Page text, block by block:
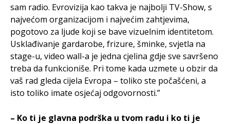
sam radio. Evrovizija kao takva je najbolji TV-Show, s
najvećom organizacijom i najvećim zahtjevima,
pogotovo za ljude koji se bave vizuelnim identitetom.
Usklađivanje gardarobe, frizure, šminke, svjetla na
stage-u, video wall-a je jedna cjelina gdje sve savršeno
treba da funkcioniše. Pri tome kada uzmete u obzir da
vaš rad gleda cijela Evropa – toliko ste počašćeni, a
isto toliko imate osjećaj odgovornosti.”
– Ko ti je glavna podrška u tvom radu i ko ti je